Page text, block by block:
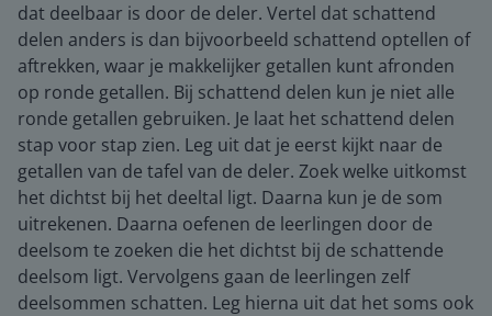
dat deelbaar is door de deler. Vertel dat schattend
delen anders is dan bijvoorbeeld schattend optellen of
aftrekken, waar je makkelijker getallen kunt afronden
op ronde getallen. Bij schattend delen kun je niet alle
ronde getallen gebruiken. Je laat het schattend delen
stap voor stap zien. Leg uit dat je eerst kijkt naar de
getallen van de tafel van de deler. Zoek welke uitkomst
het dichtst bij het deeltal ligt. Daarna kun je de som
uitrekenen. Daarna oefenen de leerlingen door de
deelsom te zoeken die het dichtst bij de schattende
deelsom ligt. Vervolgens gaan de leerlingen zelf
deelsommen schatten. Leg hierna uit dat het soms ook